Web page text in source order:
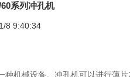
系列冲孔机
8 9:40:34
机械设备。冲孔机可以进行薄